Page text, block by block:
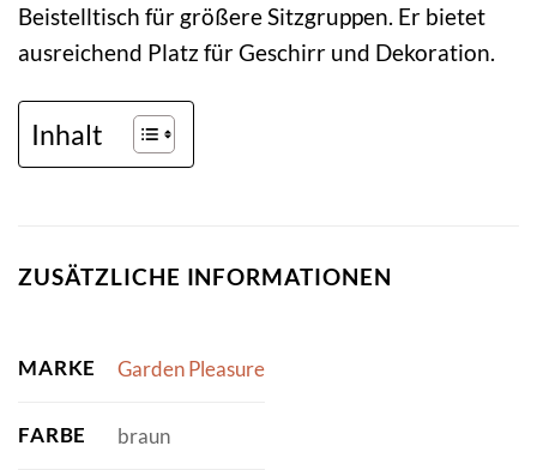
Beistelltisch für größere Sitzgruppen. Er bietet
ausreichend Platz für Geschirr und Dekoration.
Inhalt
ZUSÄTZLICHE INFORMATIONEN
MARKE Garden Pleasure
FARBE braun